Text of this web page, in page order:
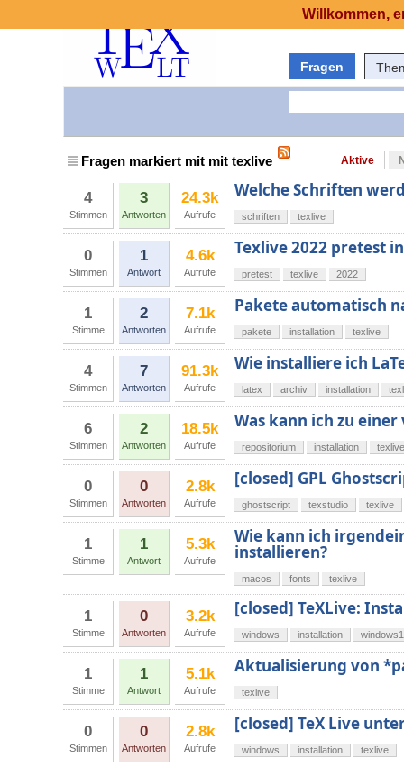
Fragen
Fragen markiert mit mit texlive Aktive
4
Stimmen
3
Antworten
24.3k
Aufrufe
Welche Schriften
schriften texlive
0
Stimmen
1
Antwort
4.6k
Aufrufe
Texlive 2022 pretest
pretest texlive 2022
1
Stimme
2
Antworten
7.1k
Aufrufe
Pakete automatisch
pakete installation texlive
4
Stimmen
7
Antworten
91.3k
Aufrufe
Wie installiere ich
latex archiv installation
6
Stimmen
2
Antworten
18.5k
Aufrufe
Was kann ich zu
repositorium installation texlive
0
Stimmen
0
Antworten
2.8k
Aufrufe
[closed] GPL
ghostscript texstudio texlive
1
Stimme
1
Antwort
5.3k
Aufrufe
Wie kann ich
installieren?
macos fonts texlive
1
Stimme
0
Antworten
3.2k
Aufrufe
[closed] TeXLive:
windows installation
1
Stimme
1
Antwort
5.1k
Aufrufe
Aktualisierung von
texlive
0
Stimmen
0
Antworten
2.8k
Aufrufe
[closed] TeX Live
windows installation texlive
Willkommen,